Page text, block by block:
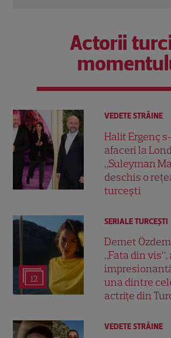
Actorii
VEDETE STRĂINE
Halit Ergenç
afaceri la
„Suleyman
deschis o
turcești
12
SERIALE TURCEŞTI
Demet
„Fata din
una dintre
actrițe din
VEDETE STRĂINE